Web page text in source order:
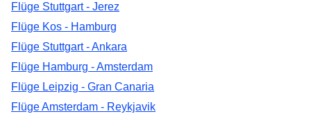
Flüge Stuttgart - Jerez
Flüge Kos - Hamburg
Flüge Stuttgart - Ankara
Flüge Hamburg - Amsterdam
Flüge Leipzig - Gran Canaria
Flüge Amsterdam - Reykjavik